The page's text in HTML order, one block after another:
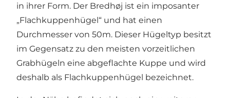
in ihrer Form. Der Bredhøj ist ein imposanter
„Flachkuppenhügel“ und hat einen
Durchmesser von 50m. Dieser Hügeltyp besitzt
im Gegensatz zu den meisten vorzeitlichen
Grabhügeln eine abgeflachte Kuppe und wird
deshalb als Flachkuppenhügel bezeichnet.